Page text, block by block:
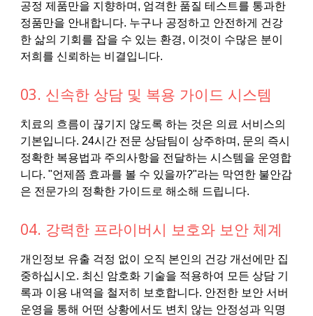
공정 제품만을 지향하며, 엄격한 품질 테스트를 통과한
정품만을 안내합니다. 누구나 공정하고 안전하게 건강
한 삶의 기회를 잡을 수 있는 환경, 이것이 수많은 분이
저희를 신뢰하는 비결입니다.
03. 신속한 상담 및 복용 가이드 시스템
치료의 흐름이 끊기지 않도록 하는 것은 의료 서비스의
기본입니다. 24시간 전문 상담팀이 상주하며, 문의 즉시
정확한 복용법과 주의사항을 전달하는 시스템을 운영합
니다. "언제쯤 효과를 볼 수 있을까?"라는 막연한 불안감
은 전문가의 정확한 가이드로 해소해 드립니다.
04. 강력한 프라이버시 보호와 보안 체계
개인정보 유출 걱정 없이 오직 본인의 건강 개선에만 집
중하십시오. 최신 암호화 기술을 적용하여 모든 상담 기
록과 이용 내역을 철저히 보호합니다. 안전한 보안 서버
운영을 통해 어떤 상황에서도 변치 않는 안정성과 익명